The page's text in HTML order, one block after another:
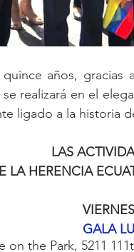
años, gracias
realizará en el
ligado a la historia
LAS
LA HERENCIA
GALA
on the Park, 5211